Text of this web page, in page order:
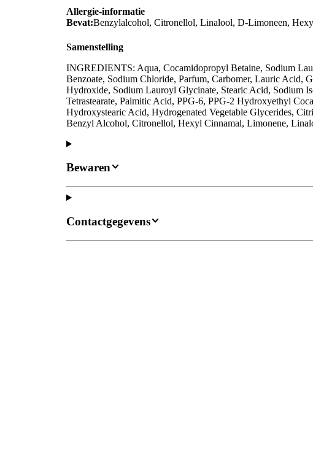
Allergie-informatie
Bevat:Benzylalcohol, Citronellol, Linalool, D-Limoneen,
Samenstelling
INGREDIENTS: Aqua, Cocamidopropyl Betaine, Sodium
Benzoate, Sodium Chloride, Parfum, Carbomer, Lauric Acid,
Hydroxide, Sodium Lauroyl Glycinate, Stearic Acid, Sodium
Tetrastearate, Palmitic Acid, PPG-6, PPG-2 Hydroxyethyl
Hydroxystearic Acid, Hydrogenated Vegetable Glycerides,
Benzyl Alcohol, Citronellol, Hexyl Cinnamal, Limonene,
Bewaren
Contactgegevens